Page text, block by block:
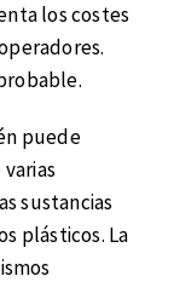
los costes
puede
sustancias
plásticos. La